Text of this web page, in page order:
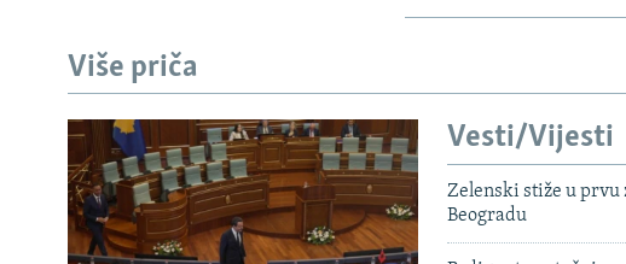
Više priča
Vesti/Vijesti
Zelenski stiže u prvu
Beogradu